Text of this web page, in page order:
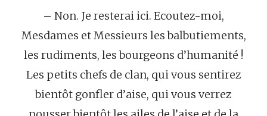
– Non. Je resterai ici. Ecoutez-moi,
Mesdames et Messieurs les balbutiements,
les rudiments, les bourgeons d’humanité !
Les petits chefs de clan, qui vous sentirez
bientôt gonfler d’aise, qui vous verrez